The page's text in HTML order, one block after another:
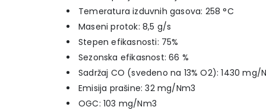
Temeratura izduvnih gasova: 258 °C
Maseni protok: 8,5 g/s
Stepen efikasnosti: 75%
Sezonska efikasnost: 66 %
Sadržaj CO (svedeno na 13% O2): 1430 mg/
Emisija prašine: 32 mg/Nm3
OGC: 103 mg/Nm3